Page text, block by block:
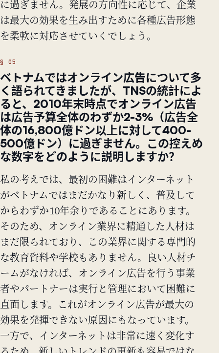
に過ぎません。発展の方向性に応じて、企業
は最大の効果を生み出すために各種広告形態
を柔軟に対応させていくでしょう。
ベトナムではオンライン広告について多
く語られてきましたが、TNSの統計によ
ると、2010年末時点でオンライン広告
は広告予算全体のわずか2-3%（広告全
体の16,800億ドン以上に対して400-
500億ドン）に過ぎません。この控えめ
な数字をどのように説明しますか？
私の考えでは、最初の困難はインターネット
がベトナムではまだかなり新しく、普及して
からわずか10年余りであることにあります。
そのため、オンライン業界に精通した人材は
まだ限られており、この業界に関する専門的
な教育資料や学校もありません。良い人材チ
ームがなければ、オンライン広告を行う事業
者やパートナーは実行と管理において困難に
直面します。これがオンライン広告が最大の
効果を発揮できない原因にもなっています。
一方で、インターネットは非常に速く変化す